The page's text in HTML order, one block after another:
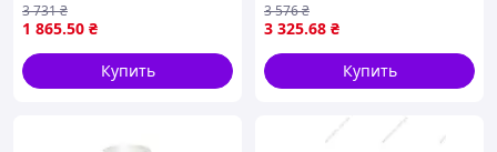
горизонтальна
1 865.50 ₴
3 731₴
Купить
BERLINGO, BERLINGO
MULTISPACE, PEUGEOT
PARTNER, PARTNER TEPEE
3 325.68 ₴
3 576₴
Купить